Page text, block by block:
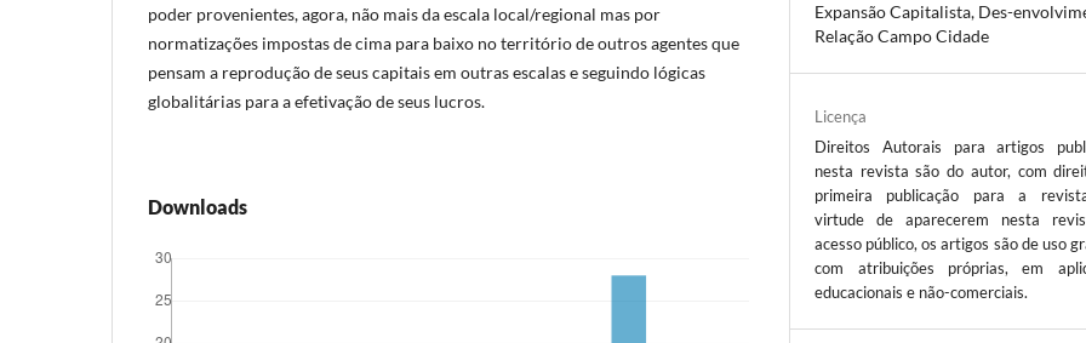
poder provenientes, agora, não mais da escala local/regional mas por
normatizações impostas de cima para baixo no território de outros agentes que
pensam a reprodução de seus capitais em outras escalas e seguindo lógicas
globalitárias para a efetivação de seus lucros.
Downloads
Expansão Capitalista, Des-
Relação Campo Cidade
Licença
Direitos Autorais para artigos
nesta revista são do autor, com
primeira publicação para a
virtude de aparecerem nesta
acesso público, os artigos são de uso
com atribuições próprias, em
educacionais e não-comerciais.